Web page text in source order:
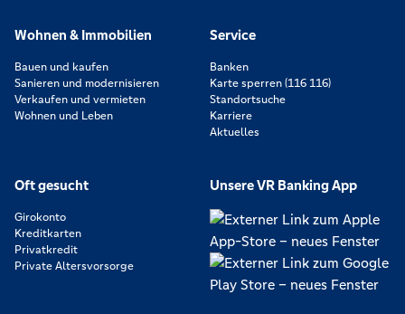
Wohnen & Immobilien
Bauen und kaufen
Sanieren und modernisieren
Verkaufen und vermieten
Wohnen und Leben
Service
Banken
Karte sperren (116 116)
Standortsuche
Karriere
Aktuelles
Oft gesucht
Girokonto
Kreditkarten
Privatkredit
Private Altersvorsorge
Unsere VR Banking App